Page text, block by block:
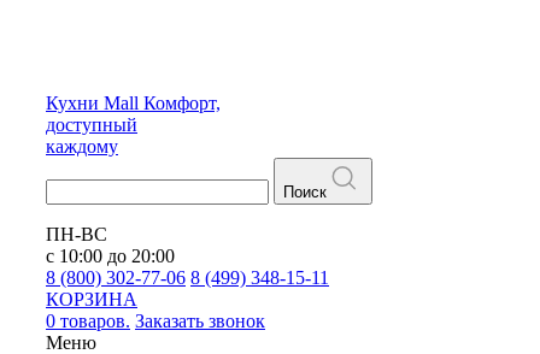
Кухни Mall Комфорт,
доступный
каждому
Поиск
ПН-ВС
с 10:00 до 20:00
8 (800) 302-77-06 8 (499) 348-15-11
КОРЗИНА
0 товаров. Заказать звонок
Меню